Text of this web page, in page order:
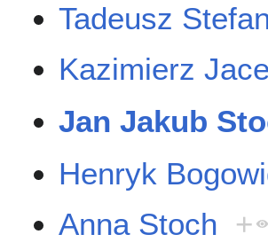
Tadeusz
Kazimierz
Jan Jakub
Henryk
Anna Stoch +